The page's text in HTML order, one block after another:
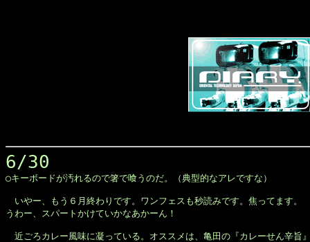
6/30
◯キーボードが汚れるので箸で喰うのだ。（典型的なアレですな）
いやー、もう６月終わりです。ワンフェスも秒読みです。焦ってます。
うわー、スパートかけていかなあかーん！
近ごろカレー風味に凝っている。オススメは、亀田の『カレーせん辛旨